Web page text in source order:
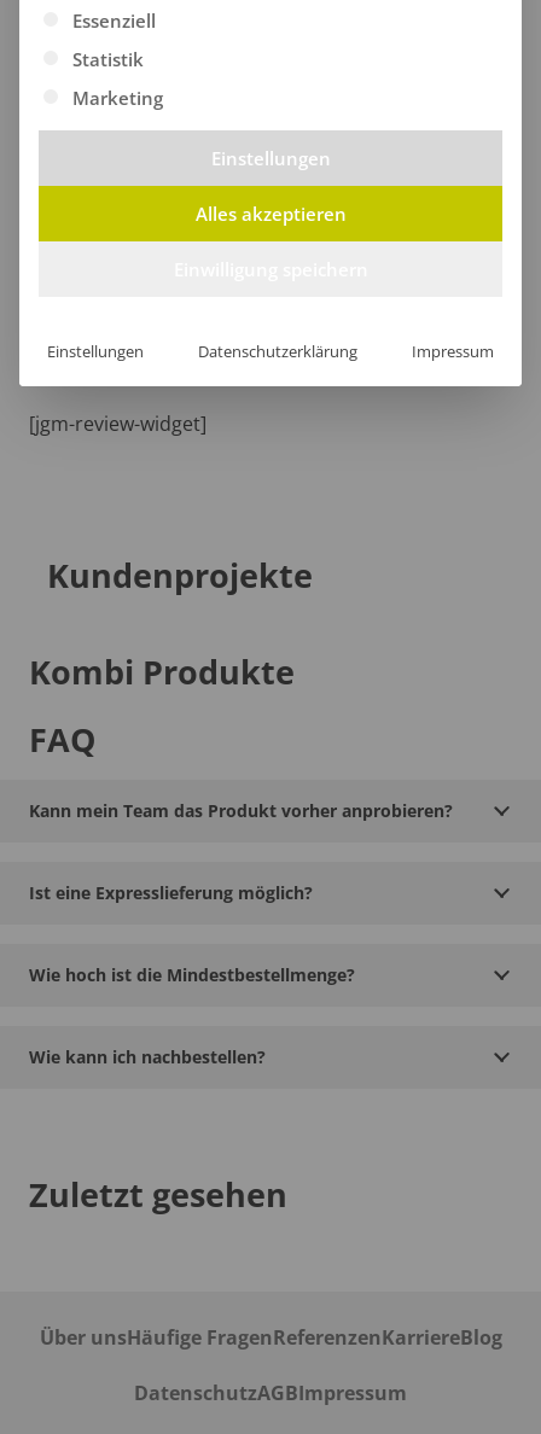
Grammatur:180 g/m²
Zertifikate: Recycelter Polyester
Größentabelle
[jgm-review-widget]
Kundenprojekte
Kombi Produkte
FAQ
Kann mein Team das Produkt vorher anprobieren?
Ist eine Expresslieferung möglich?
Wie hoch ist die Mindestbestellmenge?
Wie kann ich nachbestellen?
Zuletzt gesehen
Über unsHäufige FragenReferenzenKarriereBlog
DatenschutzAGBImpressum
Es folgt eine Liste der Service-Gruppen, für die eine
Essenziell
Statistik
Marketing
Einstellungen
Alles akzeptieren
Einstellungen Datenschutzerklärung Impressum